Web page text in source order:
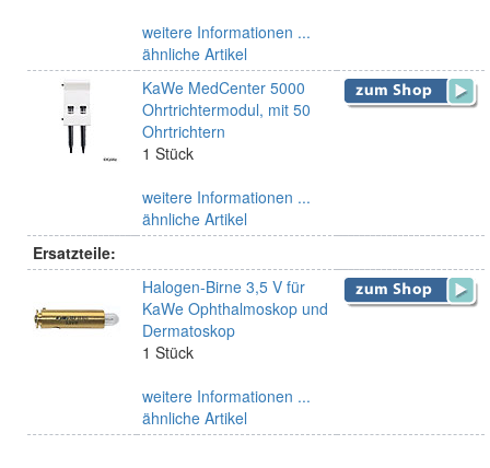
weitere Informationen ...
ähnliche Artikel
KaWe MedCenter 5000
Ohrtrichtermodul, mit 50
Ohrtrichtern
1 Stück
weitere Informationen ...
ähnliche Artikel
Ersatzteile:
Halogen-Birne 3,5 V für
KaWe Ophthalmoskop und
Dermatoskop
1 Stück
weitere Informationen ...
ähnliche Artikel